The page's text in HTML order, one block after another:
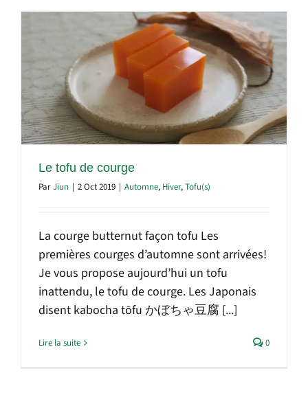
Le tofu de courge
ParJiun | 2 Oct 2019 | Automne, Hiver,Tofu(s)
La courge butternut façon tofu Les
premières courges d’automne sont arrivées!
Je vous propose aujourd’hui un tofu
inattendu, le tofu de courge. Les Japonais
disent kabocha tōfu かぼちゃ豆腐 [...]
Lire la suite 0